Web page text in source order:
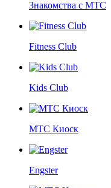
Знакомства с МТС
Fitness Club
Kids Club
МТС Киоск
Engster